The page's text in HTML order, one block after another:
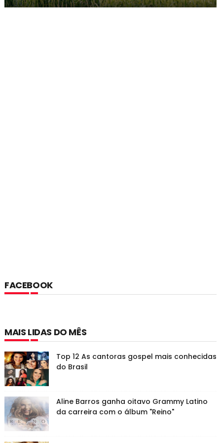
FACEBOOK
MAIS LIDAS DO MÊS
Top 12 As cantoras gospel mais conhecidas
do Brasil
Aline Barros ganha oitavo Grammy Latino
da carreira com o álbum "Reino"